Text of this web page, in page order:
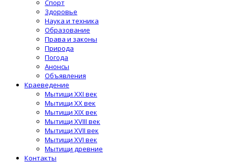
Спорт
Здоровье
Наука и техника
Образование
Права и законы
Природа
Погода
Анонсы
Объявления
Краеведение
Мытищи XXI век
Мытищи XX век
Мытищи XIX век
Мытищи XVIII век
Мытищи XVII век
Мытищи XVI век
Мытищи древние
Контакты